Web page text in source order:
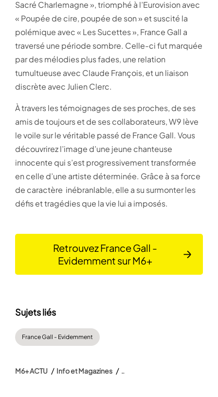
Sacré Charlemagne », triomphé à l’Eurovision avec
« Poupée de cire, poupée de son » et suscité la
polémique avec « Les Sucettes », France Gall a
traversé une période sombre. Celle-ci fut marquée
par des mélodies plus fades, une relation
tumultueuse avec Claude François, et un liaison
discrète avec Julien Clerc.
À travers les témoignages de ses proches, de ses
amis de toujours et de ses collaborateurs, W9 lève
le voile sur le véritable passé de France Gall. Vous
découvrirez l’image d’une jeune chanteuse
innocente qui s’est progressivement transformée
en celle d’une artiste déterminée. Grâce à sa force
de caractère inébranlable, elle a su surmonter les
défis et tragédies que la vie lui a imposés.
Retrouvez France Gall -
Evidemment sur M6+
Sujets liés
France Gall - Evidemment
M6+ ACTU Info et Magazines